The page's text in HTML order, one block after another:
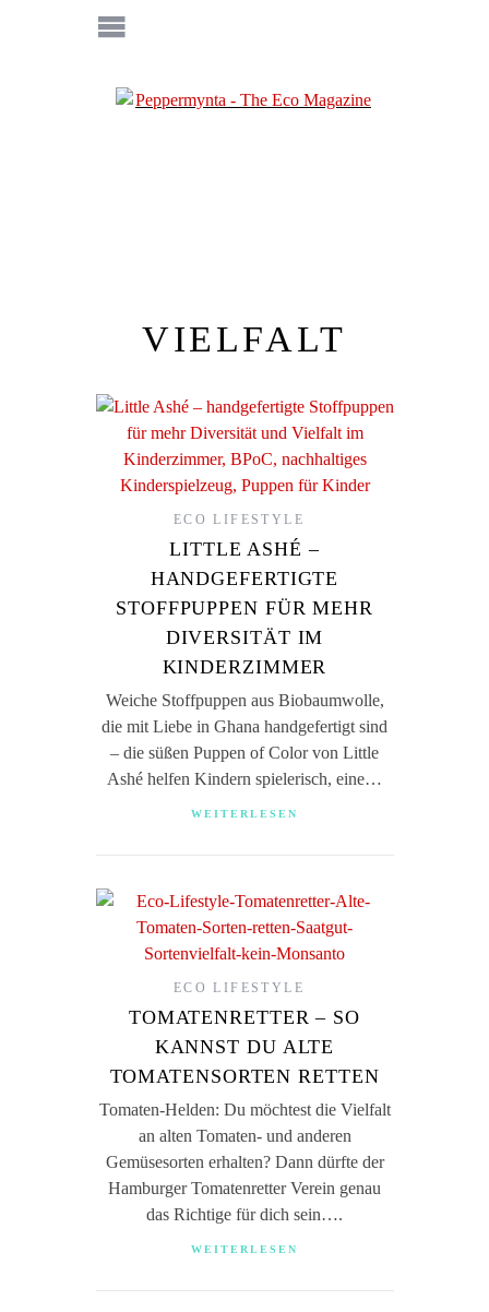
VIELFALT
ECO LIFESTYLE
LITTLE ASHÉ –
HANDGEFERTIGTE
STOFFPUPPEN FÜR MEHR
DIVERSITÄT IM
KINDERZIMMER
Weiche Stoffpuppen aus Biobaumwolle,
die mit Liebe in Ghana handgefertigt sind
– die süßen Puppen of Color von Little
Ashé helfen Kindern spielerisch, eine…
WEITERLESEN
ECO LIFESTYLE
TOMATENRETTER – SO
KANNST DU ALTE
TOMATENSORTEN RETTEN
Tomaten-Helden: Du möchtest die Vielfalt
an alten Tomaten- und anderen
Gemüsesorten erhalten? Dann dürfte der
Hamburger Tomatenretter Verein genau
das Richtige für dich sein….
WEITERLESEN